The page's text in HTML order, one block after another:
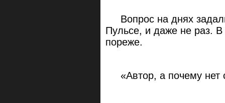
Вопрос на днях
Пульсе, и даже не раз.
пореже.
«Автор, а почему нет